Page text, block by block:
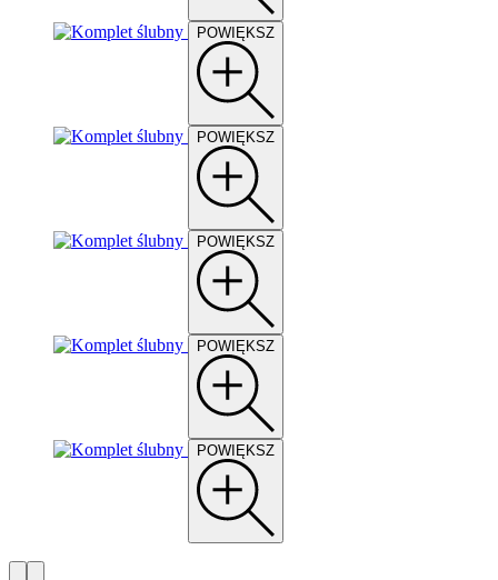
POWIĘKSZ
POWIĘKSZ
POWIĘKSZ
POWIĘKSZ
POWIĘKSZ